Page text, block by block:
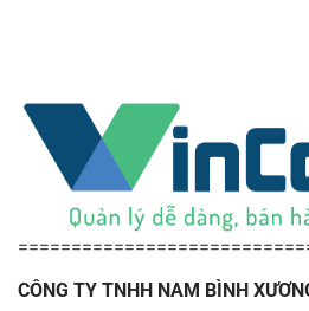
CÔNG TY TNHH NAM BÌNH